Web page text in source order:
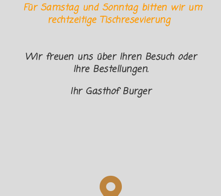
Für Samstag und Sonntag bitten wir um
rechtzeitige Tischresevierung
Wir freuen uns über Ihren Besuch oder
Ihre Bestellungen.
Ihr Gasthof Burger